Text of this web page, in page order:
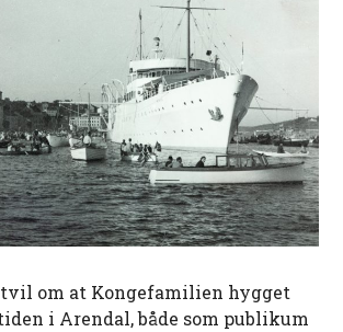
om at Kongefamilien hygget
i Arendal, både som publikum